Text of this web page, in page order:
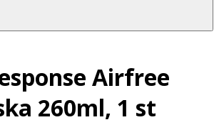
Airfree
260ml, 1 st